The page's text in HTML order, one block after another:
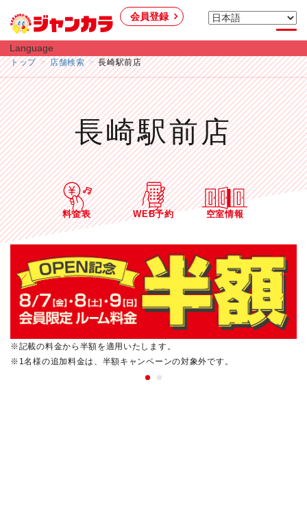
会員登録
Language
トップ 店舗検索 長崎駅前店
長崎駅前店
料金表 WEB予約 空室情報
※記載の料金から半額を適用いたします。
※1名様の追加料金は、半額キャンペーンの対象外です。